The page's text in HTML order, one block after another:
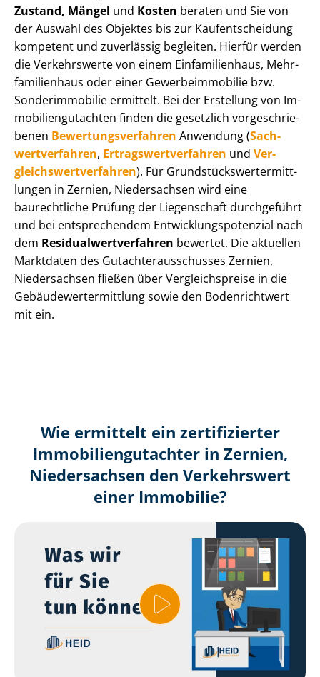
Zustand, Mängel und Kosten beraten und Sie von
der Auswahl des Objektes bis zur Kauf­ent­schei­dung
kompetent und zuverlässig begleiten. Hierfür werden
die Verkehrswerte von einem Einfamilienhaus, Mehr­
fa­mi­li­en­haus oder einer Ge­wer­be­im­mo­bi­lie bzw.
Sonderimmobilie ermittelt. Bei der Erstellung von Im­
mo­bi­li­en­gut­ach­ten finden die gesetzlich vor­ge­schrie­
be­nen Be­wer­tungs­ver­fah­ren Anwendung (Sach­
wert­ver­fah­ren, Er­trags­wert­ver­fah­ren und Ver­
gleichs­wert­ver­fah­ren). Für Grund­stücks­wert­ermitt­
lun­gen in Zernien, Niedersachsen wird eine
baurechtliche Prüfung der Liegenschaft durchgeführt
und bei entsprechendem Ent­wick­lungs­po­ten­zi­al nach
dem Re­si­du­al­wert­ver­fah­ren bewertet. Die aktuellen
Marktdaten des Gut­ach­ter­aus­schus­ses Zernien,
Niedersachsen fließen über Ver­gleichs­prei­se in die
Ge­bäu­de­wert­ermitt­lung sowie den Bodenrichtwert
mit ein.
Wie ermittelt ein zertifizierter
Immobilien­gutachter in Zernien,
Niedersachsen den Verkehrswert
einer Immobilie?